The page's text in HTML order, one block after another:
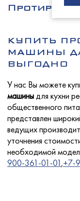
КУПИТЬ
МАШИНЫ
ВЫГОДНО
У нас Вы можете
машиныдля кухни
общественного
представлен
ведущих
уточнения
необходимой
900-361-01-01,+7-